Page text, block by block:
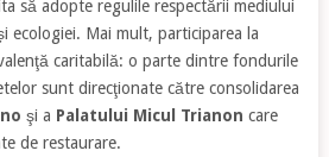
să adopte regulile respectării mediului
ecologiei. Mai mult, participarea la
caritabilă: o parte dintre fondurile
sunt direcţionate către consolidarea
şi a Palatului Micul Trianon care
de restaurare.